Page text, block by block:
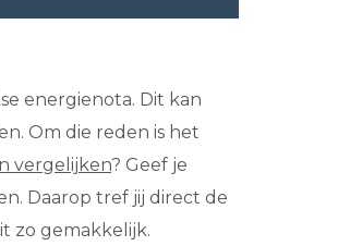
energienota. Dit kan
Om die reden is het
vergelijken? Geef je
Daarop tref jij direct de
zo gemakkelijk.